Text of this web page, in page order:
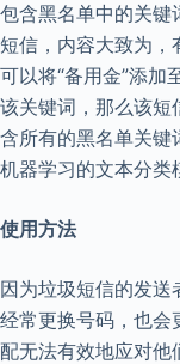
包含黑名单中的关键
短信，内容大致为，
可以将“备用金”添加
该关键词，那么该短
含所有的黑名单关键
机器学习的文本分类
使用方法
因为垃圾短信的发送
经常更换号码，也会
配无法有效地应对他